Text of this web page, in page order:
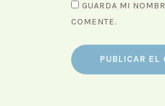
GUARDA MI
COMENTE.